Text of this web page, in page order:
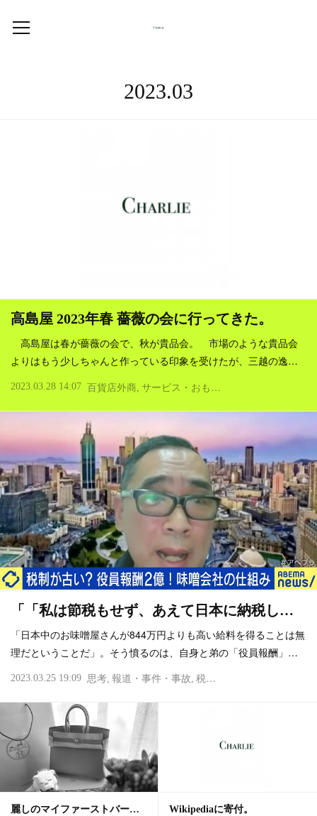
2023.03
高島屋 2023年春 薔薇の会に行ってきた。
高島屋は春が薔薇の会で、秋が貴品会。 市場のような貴品会
よりはもう少しちゃんと作っている印象を受けたが、三越の逸…
2023.03.28 14:07 百貨店外商 サービス・おもてなし
「「私は節税もせず、あえて日本に納税し…
「日本中のお味噌屋さんが844万円よりも高い給料を得ることは無
理だということだ」。そう憤るのは、自身と弟の「役員報酬」…
2023.03.25 19:09 思考 報道・事件・事故 税金
麗しのマイファーストバー… Wikipediaに寄付。